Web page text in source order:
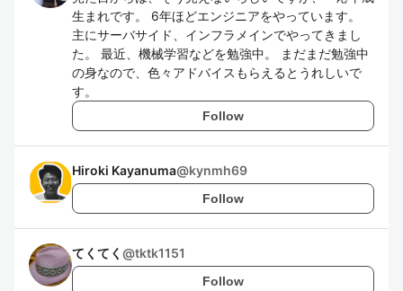
生まれです。 6年ほどエンジニアをやっています。
主にサーバサイド、インフラメインでやってきまし
た。 最近、機械学習などを勉強中。 まだまだ勉強中
の身なので、色々アドバイスもらえるとうれしいで
す。
Follow
Hiroki Kayanuma@kynmh69
Follow
てくてく @tktk1151
Follow